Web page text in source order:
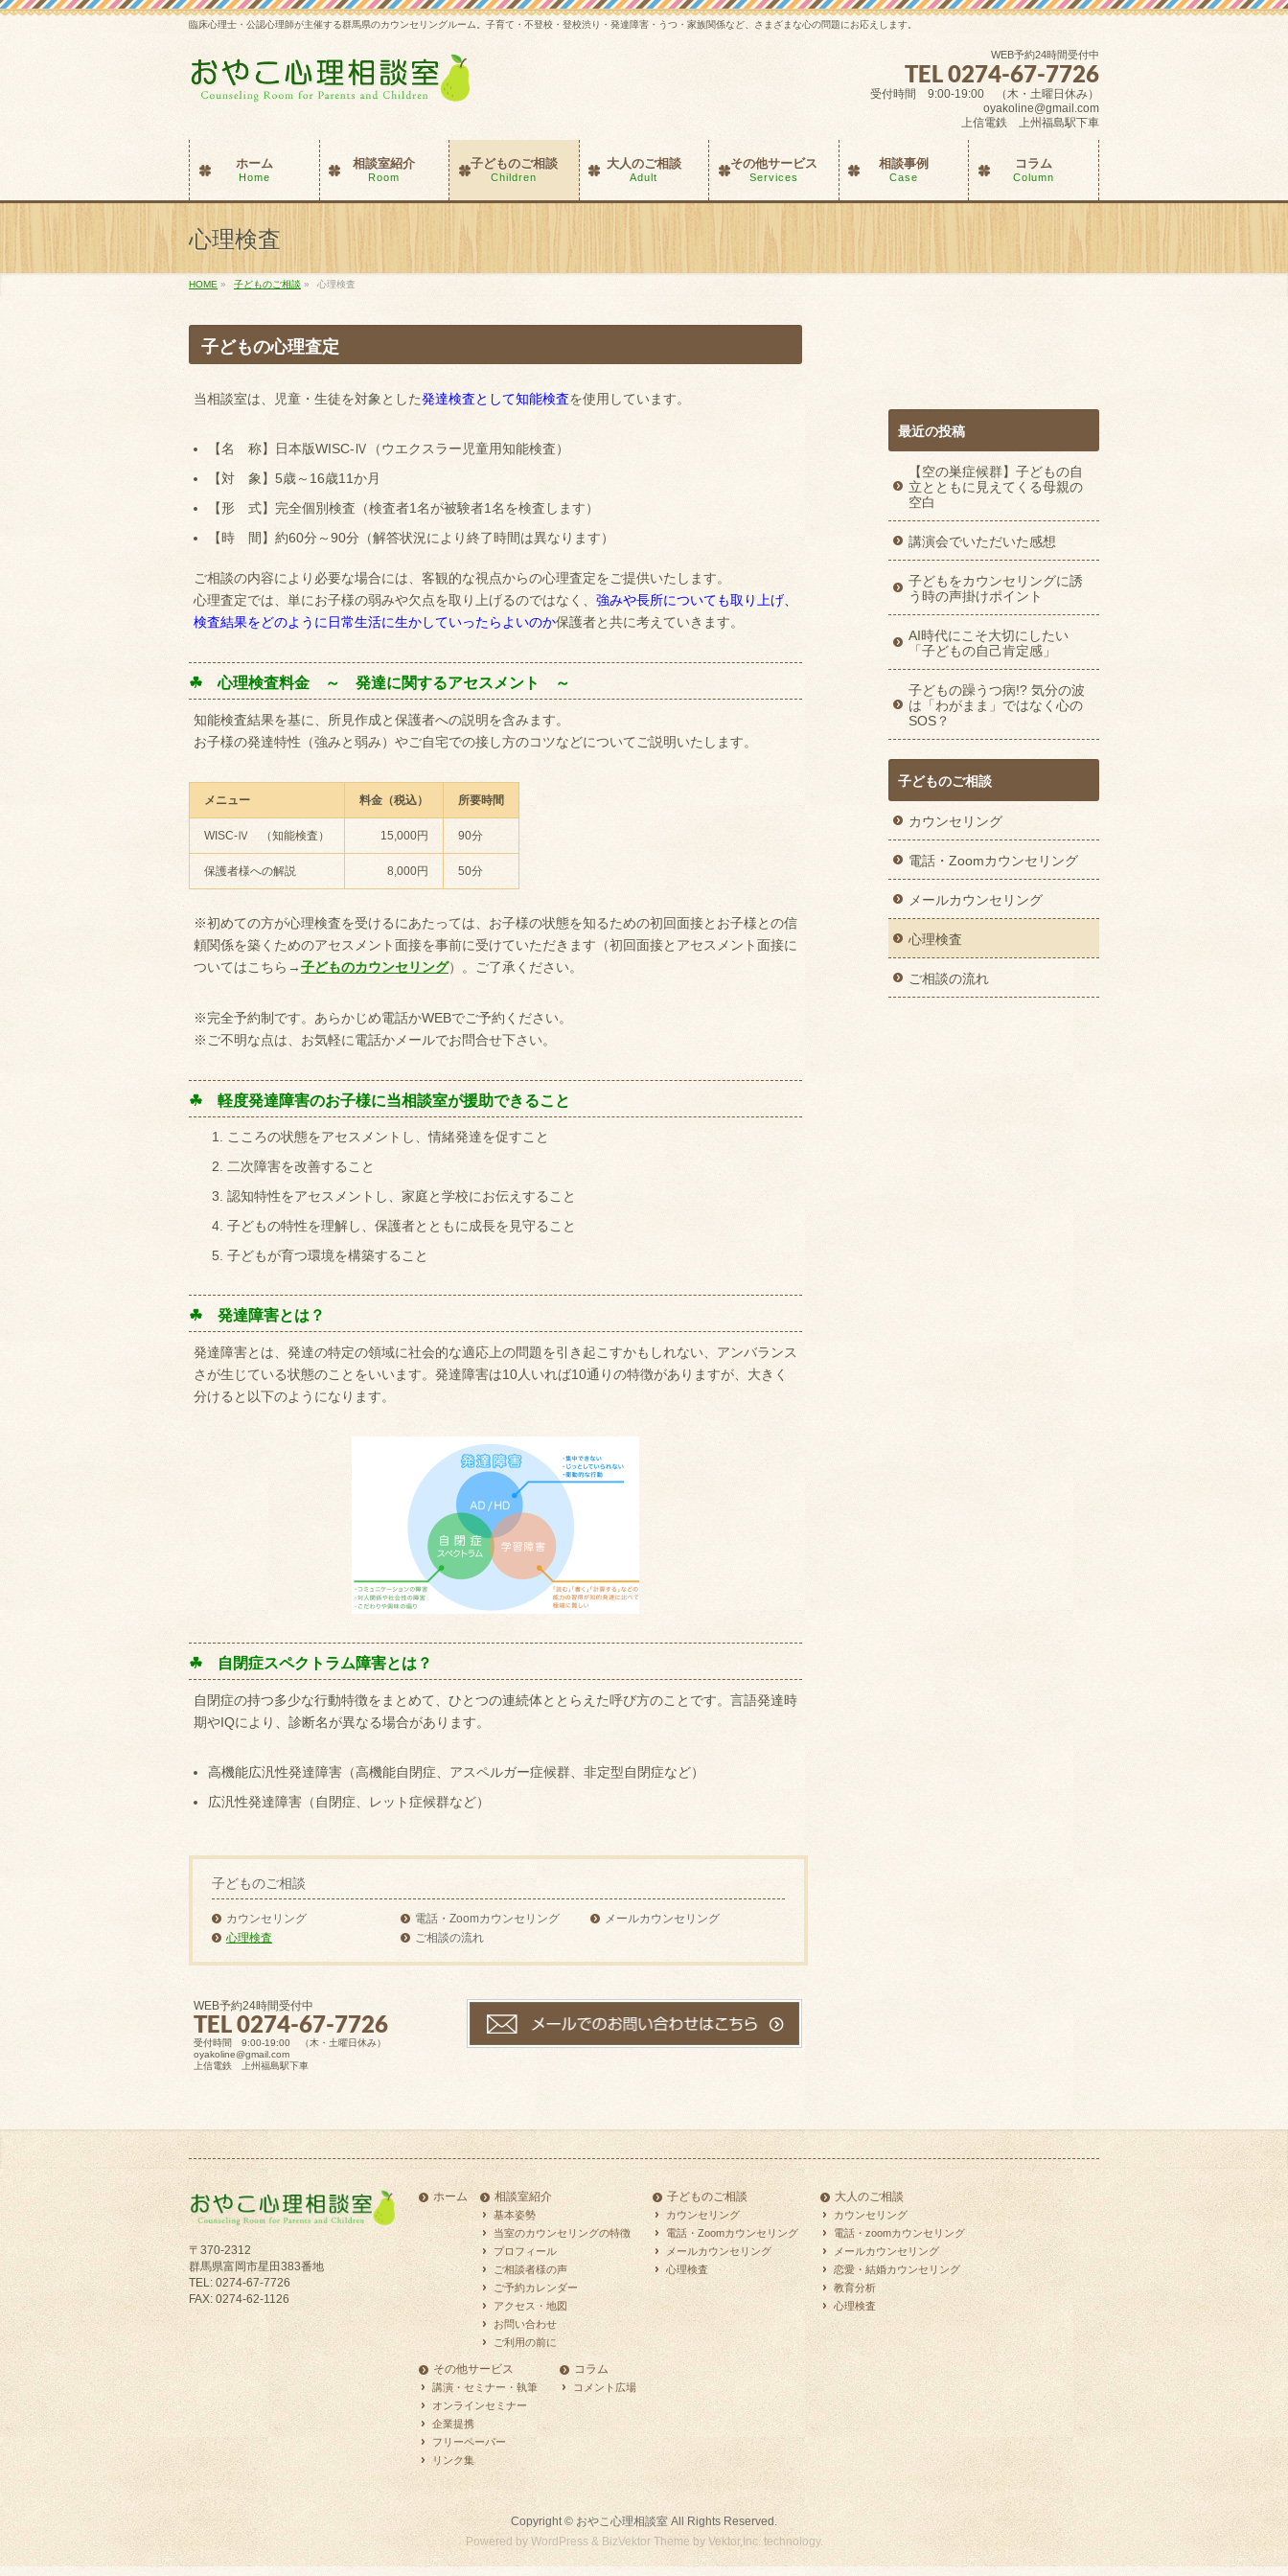
臨床心理士・公認心理師が主催する群馬県のカウンセリングルーム。子育て・不登校・登校渋り・発達障害・うつ・家族関係など、さまざまな心の問題にお応えします。
WEB予約24時間受付中
TEL 0274-67-7726
受付時間 9:00-19:00 （木・土曜日休み）
oyakoline@gmail.com
上信電鉄 上州福島駅下車
ホーム
Home
相談室紹介
Room
子どものご相談
Children
大人のご相談
Adult
その他サービス
Services
相談事例
Case
コラム
Column
心理検査
HOME » 子どものご相談 » 心理検査
子どもの心理査定
当相談室は、児童・生徒を対象とした発達検査として知能検査を使用しています。
【名 称】日本版WISC-Ⅳ（ウエクスラー児童用知能検査）
【対 象】5歳～16歳11か月
【形 式】完全個別検査（検査者1名が被験者1名を検査します）
【時 間】約60分～90分（解答状況により終了時間は異なります）
ご相談の内容により必要な場合には、客観的な視点からの心理査定をご提供いたします。
心理査定では、単にお子様の弱みや欠点を取り上げるのではなく、 強みや長所についても取り上げ、
検査結果をどのように日常生活に生かしていったらよいのか保護者と共に考えていきます。
☘ 心理検査料金 ～ 発達に関するアセスメント ～
知能検査結果を基に、所見作成と保護者への説明を含みます。
お子様の発達特性（強みと弱み）やご自宅での接し方のコツなどについてご説明いたします。
メニュー 料金（税込） 所要時間
WISC-Ⅳ （知能検査） 15,000円 90分
保護者様への解説 8,000円 50分
※初めての方が心理検査を受けるにあたっては、お子様の状態を知るための初回面接とお子様との信
頼関係を築くためのアセスメント面接を事前に受けていただきます（初回面接とアセスメント面接に
ついてはこちら→子どものカウンセリング）。ご了承ください。
※完全予約制です。あらかじめ電話かWEBでご予約ください。
※ご不明な点は、お気軽に電話かメールでお問合せ下さい。
☘ 軽度発達障害のお子様に当相談室が援助できること
こころの状態をアセスメントし、情緒発達を促すこと
二次障害を改善すること
認知特性をアセスメントし、家庭と学校にお伝えすること
子どもの特性を理解し、保護者とともに成長を見守ること
子どもが育つ環境を構築すること
☘ 発達障害とは？
発達障害とは、発達の特定の領域に社会的な適応上の問題を引き起こすかもしれない、アンバランス
さが生じている状態のことをいいます。発達障害は10人いれば10通りの特徴がありますが、大きく
分けると以下のようになります。
☘ 自閉症スペクトラム障害とは？
自閉症の持つ多少な行動特徴をまとめて、ひとつの連続体ととらえた呼び方のことです。言語発達時
期やIQにより、診断名が異なる場合があります。
高機能広汎性発達障害（高機能自閉症、アスペルガー症候群、非定型自閉症など）
広汎性発達障害（自閉症、レット症候群など）
子どものご相談
カウンセリング 電話・Zoomカウンセリング
メールカウンセリング
心理検査
ご相談の流れ
WEB予約24時間受付中
TEL 0274-67-7726
受付時間 9:00-19:00 （木・土曜日休み）
oyakoline@gmail.com
上信電鉄 上州福島駅下車
最近の投稿
【空の巣症候群】子どもの自
立とともに見えてくる母親の
空白
講演会でいただいた感想
子どもをカウンセリングに誘
う時の声掛けポイント
AI時代にこそ大切にしたい
「子どもの自己肯定感」
子どもの躁うつ病!? 気分の波
は「わがまま」ではなく心の
SOS？
子どものご相談
カウンセリング
電話・Zoomカウンセリング
メールカウンセリング
心理検査
ご相談の流れ
〒370-2312
群馬県富岡市星田383番地
TEL: 0274-67-7726
FAX: 0274-62-1126
ホーム 相談室紹介
基本姿勢
当室のカウンセリングの特徴
プロフィール
ご相談者様の声
ご予約カレンダー
アクセス・地図
お問い合わせ
ご利用の前に
子どものご相談
カウンセリング
電話・Zoomカウンセリング
メールカウンセリング
心理検査
大人のご相談
カウンセリング
電話・zoomカウンセリング
メールカウンセリング
恋愛・結婚カウンセリング
教育分析
心理検査
その他サービス
講演・セミナー・執筆
オンラインセミナー
企業提携
フリーペーパー
リンク集
コラム
コメント広場
Copyright © おやこ心理相談室 All Rights Reserved.
Powered byWordPress& BizVektor Theme by Vektor,Inc.technology.